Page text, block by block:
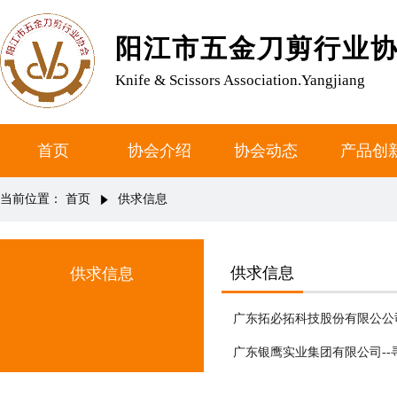
阳江市五金刀剪行业
Knife & Scissors Association.Yangjiang
首页 协会介绍 协会动态 产品创
当前位置： 首页 供求信息
供求信息 供求信息
广东拓必拓科技股份有限公
广东银鹰实业集团有限公司--